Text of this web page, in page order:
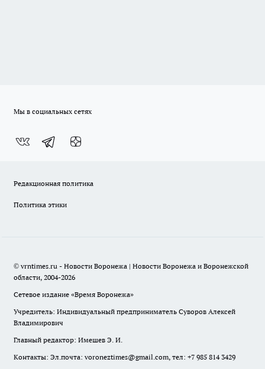
Мы в социальных сетях
Редакционная политика
Политика этики
© vrntimes.ru - Новости Воронежа | Новости Воронежа и Воронежской
области, 2004-2026
Сетевое издание «Время Воронежа»
Учредитель: Индивидуальный предприниматель Суворов Алексей
Владимирович
Главный редактор: Имешев Э. И.
Контакты: Эл.почта: voroneztimes@gmail.com, тел: +7 985 814 3429